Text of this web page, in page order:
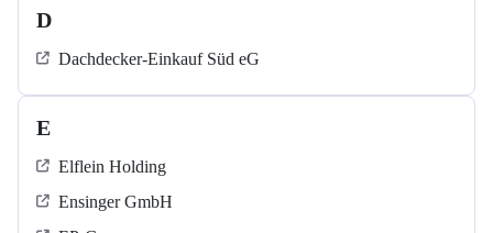
D
Dachdecker-Einkauf Süd eG
E
Elflein Holding
Ensinger GmbH